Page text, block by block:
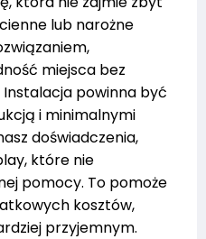
lub narożne
miejsca bez
powinna być
i minimalnymi
doświadczenia,
które nie
pomocy. To pomoże
kosztów,
przyjemnym.